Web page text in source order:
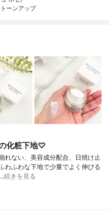
ーンアップ
化粧下地♡
れない、美容成分配合、日焼け止
わふわな下地で少量でよく伸びる
続きを見る